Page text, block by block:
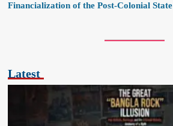
Financialization of the Post-Colonial State
Latest